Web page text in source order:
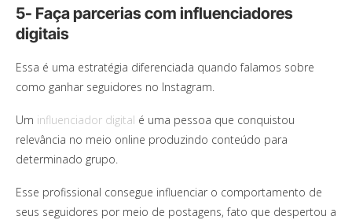
5- Faça parcerias com influenciadores
digitais
Essa é uma estratégia diferenciada quando falamos sobre
como ganhar seguidores no Instagram.
Um influenciador digital é uma pessoa que conquistou
relevância no meio online produzindo conteúdo para
determinado grupo.
Esse profissional consegue influenciar o comportamento de
seus seguidores por meio de postagens, fato que despertou a